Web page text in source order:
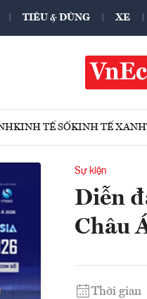
TIÊU & DÙNG XE
KINH TẾ SỐKINH TẾ XANH
Sự kiện
Diễn
Châu
Thời gian